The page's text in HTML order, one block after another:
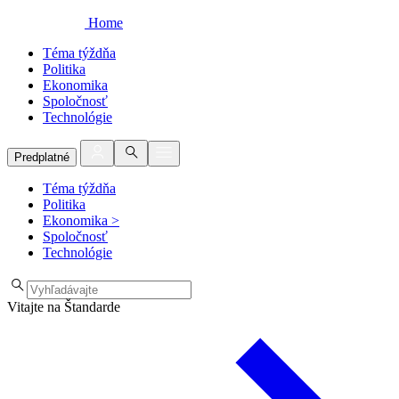
Home
Téma týždňa
Politika
Ekonomika
Spoločnosť
Technológie
Predplatné
Téma týždňa
Politika
Ekonomika >
Spoločnosť
Technológie
Vitajte na Štandarde